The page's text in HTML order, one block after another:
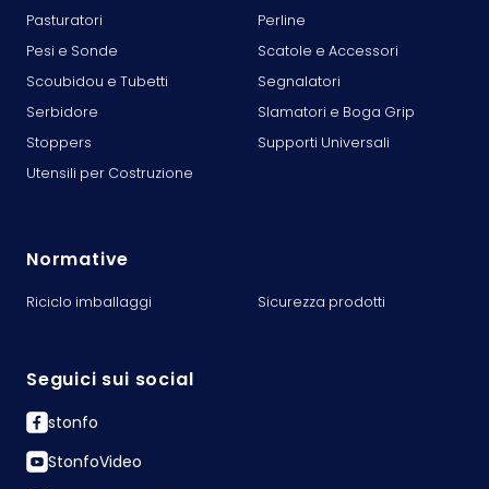
Pasturatori
Perline
Pesi e Sonde
Scatole e Accessori
Scoubidou e Tubetti
Segnalatori
Serbidore
Slamatori e Boga Grip
Stoppers
Supporti Universali
Utensili per Costruzione
Normative
Riciclo imballaggi Sicurezza prodotti
Seguici sui social
stonfo
StonfoVideo